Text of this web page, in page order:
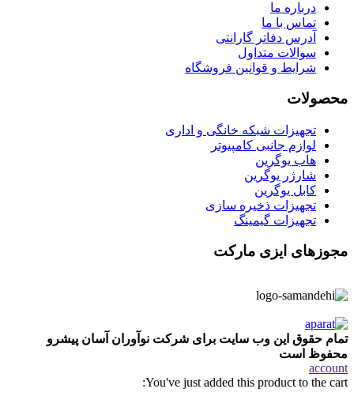
درباره ما
تماس با ما
آدرس دفاتر گارانتی
سوالات متداول
شرایط و قوانین فروشگاه
محصولات
تجهیزات شبکه خانگی و اداری
لوازم جانبی کامپیوتر
هاب یوگرین
شارژر یوگرین
کابل یوگرین
تجهیزات ذخیره سازی
تجهیزات گیمینگ
مجوزهای ایزی مارکت
تمام حقوق این وب سایت برای شرکت نوآوران آسان پیشرو
محفوظ است
account
You've just added this product to the cart: